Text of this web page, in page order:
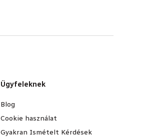
Ügyfeleknek
Blog
Cookie használat
Gyakran Ismételt Kérdések